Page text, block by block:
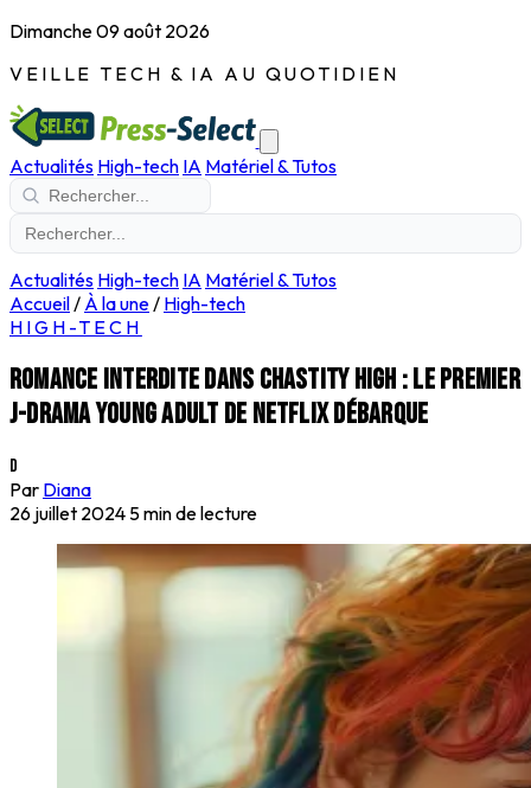
Dimanche 09 août 2026
VEILLE TECH & IA AU QUOTIDIEN
Actualités High-tech IA Matériel & Tutos
Actualités High-tech IA Matériel & Tutos
Accueil/ À la une/ High-tech
HIGH-TECH
Romance interdite dans Chastity High : le premier
J-Drama Young Adult de Netflix débarque
D
Par Diana
26 juillet 2024 5 min de lecture